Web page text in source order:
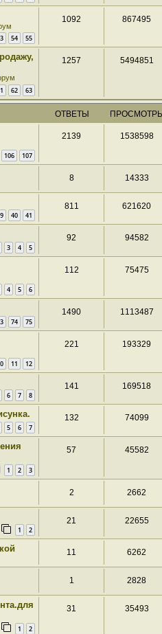
54 55
1092 867495
62 63
1257 5494851
ОТВЕТЫ ПРОСМОТРЫ
106 107
2139 1538598
8 14333
40 41
811 621620
3 4 5
92 94582
4 5 6
112 75475
74 75
1490 1113487
11 12
221 193329
6 7 8
141 169518
5 6 7
132 74099
1 2 3
57 45582
2 2662
1 2
21 22655
11 6262
1 2828
1 2
31 35493